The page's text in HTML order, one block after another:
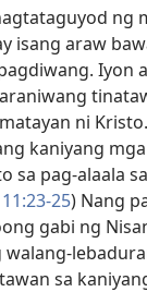
ng
isang araw
Iyon
ni
kaniyang
sa pag-alaala
25) Nang
gabi ng
walang-
sa